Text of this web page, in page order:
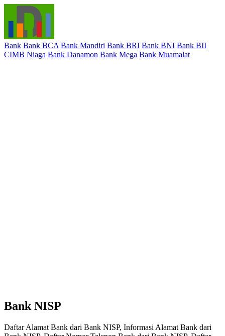
Bank Bank BCA Bank Mandiri Bank BRI Bank BNI Bank BII
CIMB Niaga Bank Danamon Bank Mega Bank Muamalat
Bank NISP
Daftar Alamat Bank dari Bank NISP, Informasi Alamat Bank dari